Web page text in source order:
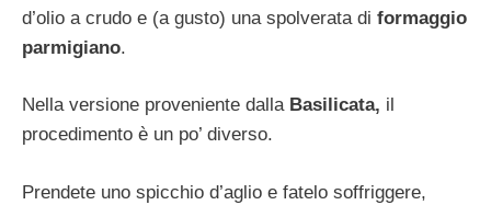
d’olio a crudo e (a gusto) una spolverata di formaggio
parmigiano.
Nella versione proveniente dalla Basilicata, il
procedimento è un po’ diverso.
Prendete uno spicchio d’aglio e fatelo soffriggere,